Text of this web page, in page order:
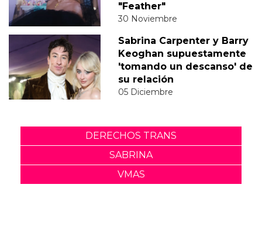
"Feather"
30 Noviembre
Sabrina Carpenter y Barry
Keoghan supuestamente
'tomando un descanso' de
su relación
05 Diciembre
DERECHOS TRANS
SABRINA
VMAS